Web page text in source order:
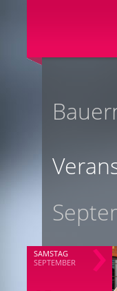
SAMSTAG
SEPTEMBER